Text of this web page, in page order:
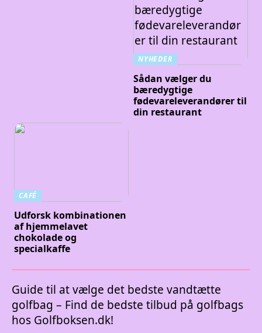
NYHEDER
Sådan vælger du
bæredygtige
fødevareleverandører til
din restaurant
CAFÉ
Udforsk kombinationen
af hjemmelavet
chokolade og
specialkaffe
Guide til at vælge det bedste vandtætte
golfbag – Find de bedste tilbud på golfbags
hos Golfboksen.dk!